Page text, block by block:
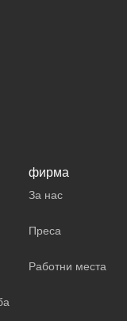
фирма
За нас
Преса
Работни места